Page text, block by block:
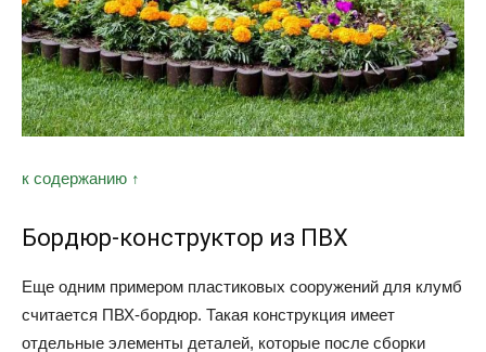
к содержанию ↑
Бордюр-конструктор из ПВХ
Еще одним примером пластиковых сооружений для клумб
считается ПВХ-бордюр. Такая конструкция имеет
отдельные элементы деталей, которые после сборки